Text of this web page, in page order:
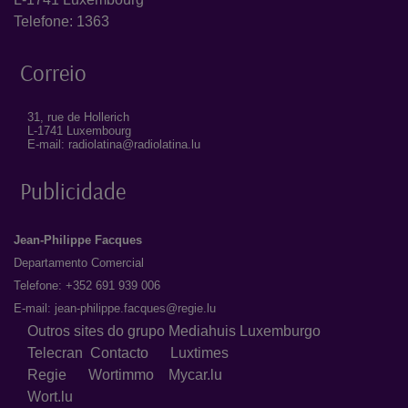
Telefone: 1363
Correio
31, rue de Hollerich
L-1741 Luxembourg
E-mail: radiolatina@radiolatina.lu
Publicidade
Jean-Philippe Facques
Departamento Comercial
Telefone: +352 691 939 006
E-mail: jean-philippe.facques@regie.lu
Outros sites do grupo Mediahuis Luxemburgo
Telecran Contacto
Luxtimes
Regie Wortimmo
Mycar.lu
Wort.lu